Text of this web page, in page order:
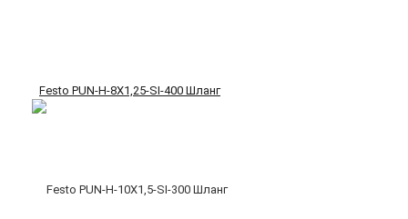
Festo PUN-H-8X1,25-SI-400 Шланг